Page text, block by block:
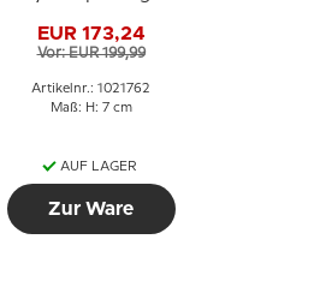
762
EUR 173,24
Vor: EUR 199,99
Artikelnr.: 1021762
Maß: H: 7 cm
AUF LAGER
Zur Ware